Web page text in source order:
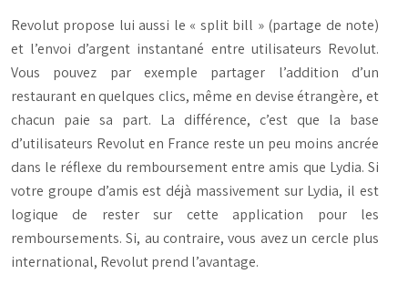
Revolut propose lui aussi le « split bill » (partage de note)
et l’envoi d’argent instantané entre utilisateurs Revolut.
Vous pouvez par exemple partager l’addition d’un
restaurant en quelques clics, même en devise étrangère, et
chacun paie sa part. La différence, c’est que la base
d’utilisateurs Revolut en France reste un peu moins ancrée
dans le réflexe du remboursement entre amis que Lydia. Si
votre groupe d’amis est déjà massivement sur Lydia, il est
logique de rester sur cette application pour les
remboursements. Si, au contraire, vous avez un cercle plus
international, Revolut prend l’avantage.